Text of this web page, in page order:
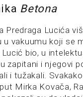
Betona
Lucića
u vakuumu koji se
bio, u
zapitani i njegovi
i tužakali.
Mirka Kovača,